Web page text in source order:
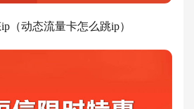
（动态流量卡怎么跳ip）